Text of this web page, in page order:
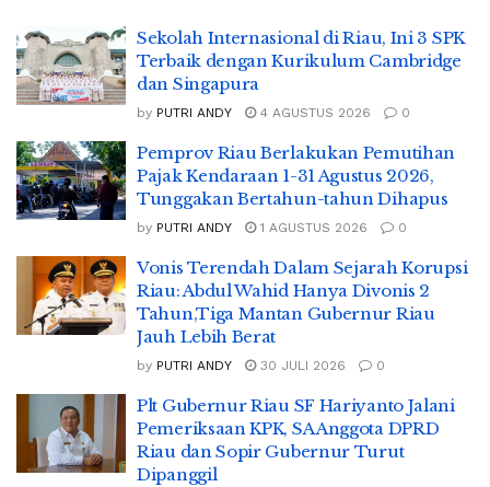
Sekolah Internasional di Riau, Ini 3 SPK
Terbaik dengan Kurikulum Cambridge
dan Singapura
by PUTRI ANDY 4 AGUSTUS 2026 0
Pemprov Riau Berlakukan Pemutihan
Pajak Kendaraan 1-31 Agustus 2026,
Tunggakan Bertahun-tahun Dihapus
by PUTRI ANDY 1 AGUSTUS 2026 0
Vonis Terendah Dalam Sejarah Korupsi
Riau: Abdul Wahid Hanya Divonis 2
Tahun,Tiga Mantan Gubernur Riau
Jauh Lebih Berat
by PUTRI ANDY 30 JULI 2026 0
Plt Gubernur Riau SF Hariyanto Jalani
Pemeriksaan KPK, SA Anggota DPRD
Riau dan Sopir Gubernur Turut
Dipanggil